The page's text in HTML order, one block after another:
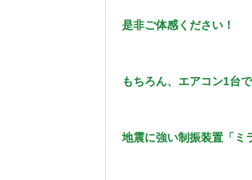
是非ご体感ください！
もちろん、エアコン1台
地震に強い制振装置「ミ